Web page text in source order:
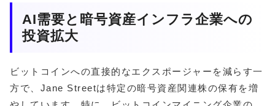
AI需要と暗号資産インフラ企業への
投資拡大
ビットコインへの直接的なエクスポージャーを減らす一
方で、Jane Streetは特定の暗号資産関連株の保有を増